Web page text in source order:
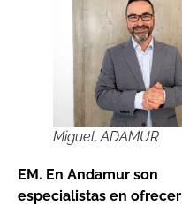
Miguel, ADAMUR
EM. En Andamur son
especialistas en ofrecer